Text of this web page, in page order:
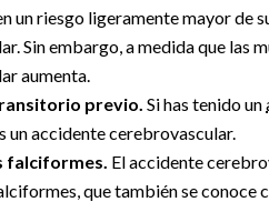
un riesgo ligeramente mayor de
Sin embargo, a medida que las
aumenta.
previo. Si has tenido un
un accidente cerebrovascular.
falciformes. El accidente
que también se conoce